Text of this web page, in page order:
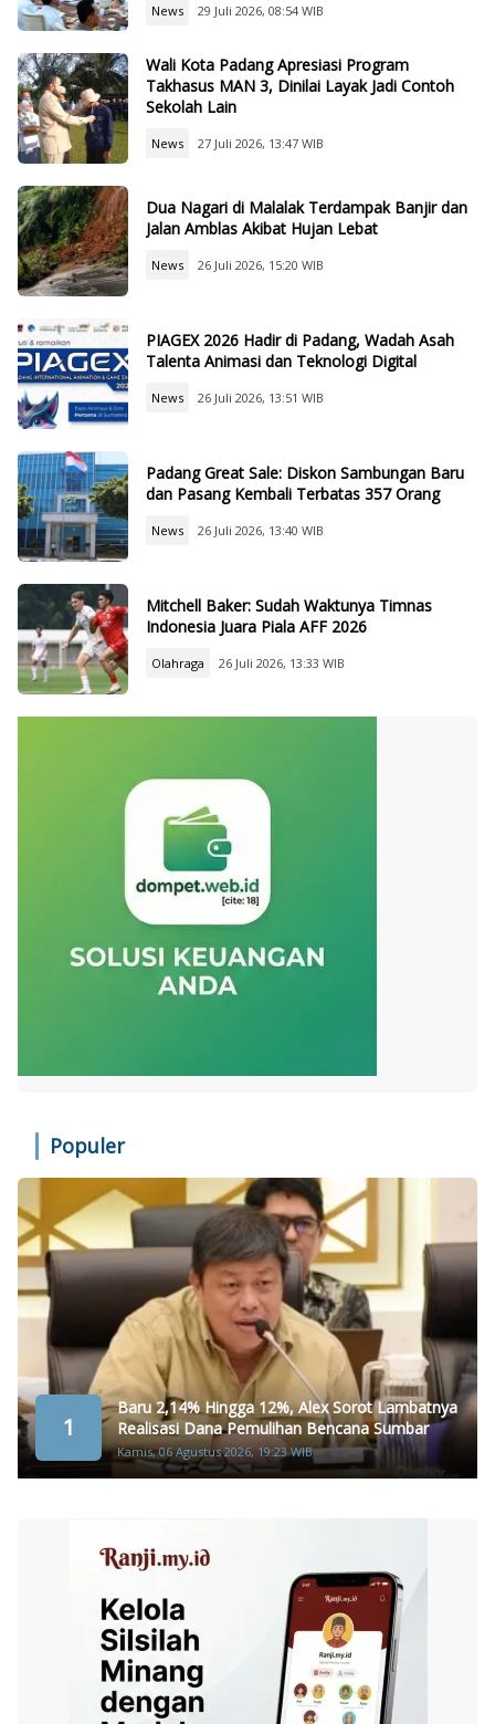
News 29 Juli 2026, 08:54 WIB
Wali Kota Padang Apresiasi Program
Takhasus MAN 3, Dinilai Layak Jadi Contoh
Sekolah Lain
News 27 Juli 2026, 13:47 WIB
Dua Nagari di Malalak Terdampak Banjir dan
Jalan Amblas Akibat Hujan Lebat
News 26 Juli 2026, 15:20 WIB
PIAGEX 2026 Hadir di Padang, Wadah Asah
Talenta Animasi dan Teknologi Digital
News 26 Juli 2026, 13:51 WIB
Padang Great Sale: Diskon Sambungan Baru
dan Pasang Kembali Terbatas 357 Orang
News 26 Juli 2026, 13:40 WIB
Mitchell Baker: Sudah Waktunya Timnas
Indonesia Juara Piala AFF 2026
Olahraga 26 Juli 2026, 13:33 WIB
Populer
1
Baru 2,14% Hingga 12%, Alex Sorot Lambatnya
Realisasi Dana Pemulihan Bencana Sumbar
Kamis, 06 Agustus 2026, 19:23 WIB